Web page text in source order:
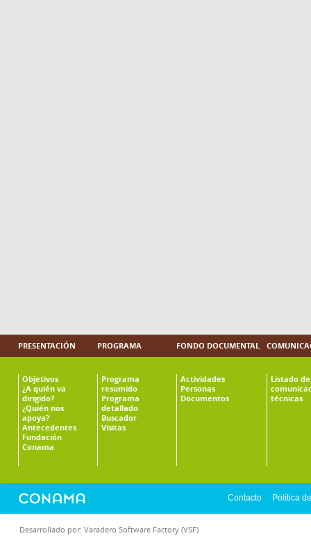
PRESENTACIÓN
Objetivos
¿A quién va
dirigido?
¿Quién nos
apoya?
Antecedentes
Fundación
Conama
PROGRAMA
Programa
resumido
Programa
detallado
Buscador
Visitas
FONDO DOCUMENTAL
Actividades
Personas
Documentos
Listado de
técnicas
Contacto Política
Desarrollado por: Varadero Software Factory (VSF)